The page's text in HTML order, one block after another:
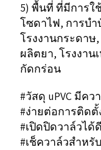
5) พื้นที่ ที่มีการใ
โซดาไฟ, การบำ
โรงงานกระดาษ
ผลิตยา, โรงงา
กัดกร่อน
#วัสดุ uPVC มีค
#ง่ายต่อการติดตั้
#เปิดปิดวาล์วได้ดี
#เช็ควาล์วสำหรั